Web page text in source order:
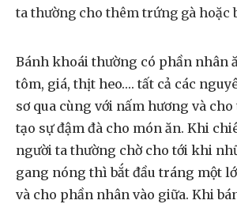
ta thường cho thêm trứng gà hoặc
Bánh khoái thường có phần nhân
tôm, giá, thịt heo…. tất cả các
sơ qua cùng với nấm hương và
tạo sự đậm đà cho món ăn. Khi
người ta thường chờ cho tới khi
gang nóng thì bắt đầu tráng một
và cho phần nhân vào giữa. Khi